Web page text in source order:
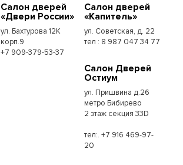
Салон дверей
«Двери России»
ул. Бахтурова 12К
корп.9
+7 909-379-53-37
Салон дверей
«Капитель»
ул. Советская, д. 22
тел : 8 987 047 34 77
Салон Дверей
Остиум
ул. Пришвина д.26
метро Бибирево
2 этаж секция 33D
тел:. +7 916 469-97-
20